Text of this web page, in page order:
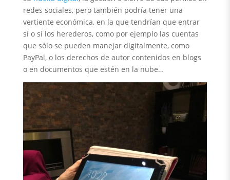
redes sociales, pero también podría tener una
vertiente económica, en la que tendrían que entrar
sí o sí los herederos, como por ejemplo las cuentas
que sólo se pueden manejar digitalmente, como
PayPal, o los derechos de autor contenidos en blogs
o en documentos que estén en la nube…